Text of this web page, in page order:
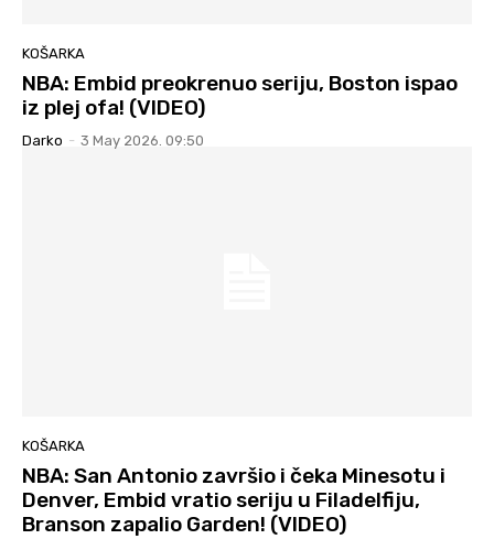
KOŠARKA
NBA: Embid preokrenuo seriju, Boston ispao
iz plej ofa! (VIDEO)
Darko - 3 May 2026. 09:50
KOŠARKA
NBA: San Antonio završio i čeka Minesotu i
Denver, Embid vratio seriju u Filadelfiju,
Branson zapalio Garden! (VIDEO)